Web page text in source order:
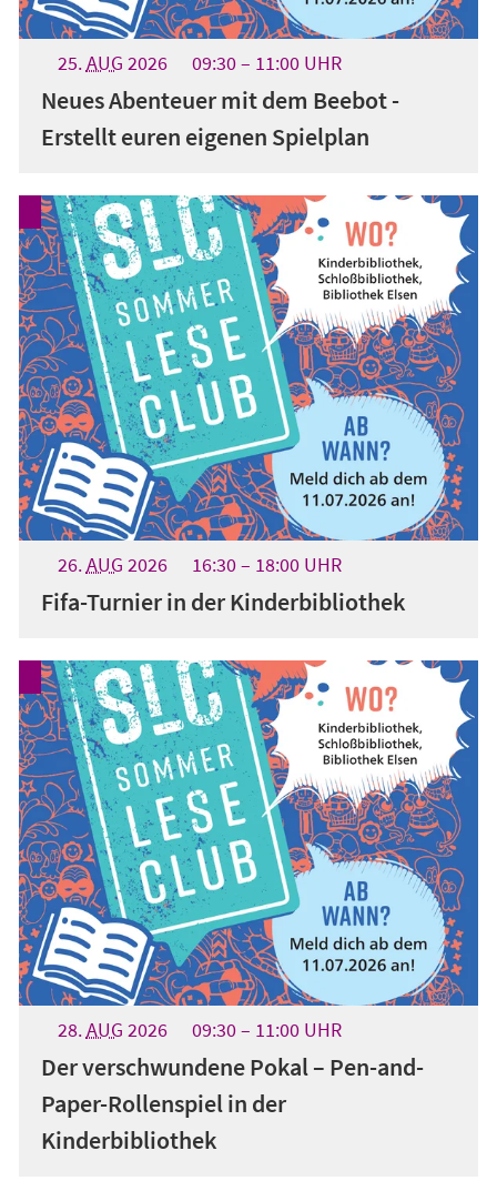
25.AUG 2026 09:30 11:00UHR
Neues Abenteuer mit dem Beebot -
Erstellt euren eigenen Spielplan
26.AUG 2026 16:30 18:00UHR
Fifa-Turnier in der Kinderbibliothek
28.AUG 2026 09:30 11:00UHR
Der verschwundene Pokal – Pen-and-
Paper-Rollenspiel in der
Kinderbibliothek